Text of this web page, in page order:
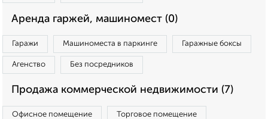
Аренда гаржей, машиномест (0)
Гаражи Машиноместа в паркинге Гаражные боксы
Агенство Без посредников
Продажа коммерческой недвижимости (7)
Офисное помещение Торговое помещение